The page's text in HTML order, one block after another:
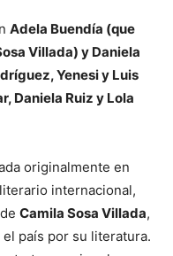
Adela Buendía (que
Villada) y Daniela
Yenesi y Luis
Daniela Ruiz y Lola
originalmente en
internacional,
Camila Sosa Villada,
país por su literatura.